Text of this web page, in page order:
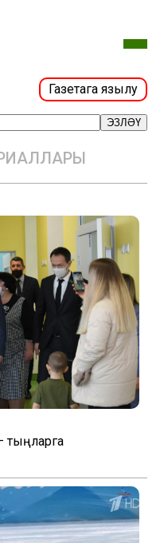
Газетага язылу
ЭЗЛӘҮ
тыңларга